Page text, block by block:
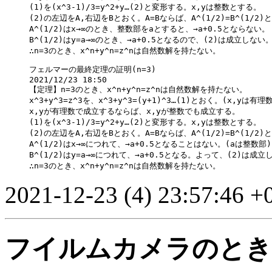
(1)を(x^3-1)/3=y^2+y…(2)と変形する。x,yは整数とする。
(2)の左辺をA,右辺をBとおく。A=Bならば、A^(1/2)=B^(1/2)と
A^(1/2)はx→∞のとき、整数部をaとすると、→a+0.5とならない。
B^(1/2)はy=a→∞のとき、→a+0.5となるので、(2)は成立しない
フェルマーの最終定理の証明(n=3)
2021/12/23 18:50
【定理】n=3のとき、x^n+y^n=z^nは自然数解を持たない。
x^3+y^3=z^3を、x^3+y^3=(y+1)^3…(1)とおく。(x,yは有理
x,yが有理数で成立するならば、x,yが整数でも成立する。
(1)を(x^3-1)/3=y^2+y…(2)と変形する。x,yは整数とする。
(2)の左辺をA,右辺をBとおく。A=Bならば、A^(1/2)=B^(1/2)と
A^(1/2)はx→∞につれて、→a+0.5となることはない。(aは整数部)
B^(1/2)はy=a→∞につれて、→a+0.5となる。よって、(2)は成立
2021-12-23 (4) 23:57:46
フイルムカメラのと